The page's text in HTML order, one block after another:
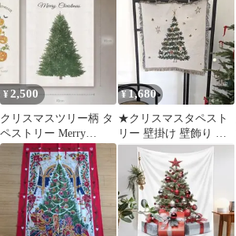
ペストリー
¥2,500
クリスマスツリー柄 タ
ペストリー Merry
Christmas
¥1,680
★クリスマスタペスト
リー 壁掛け 壁飾り ク
リスマスツリー 北欧